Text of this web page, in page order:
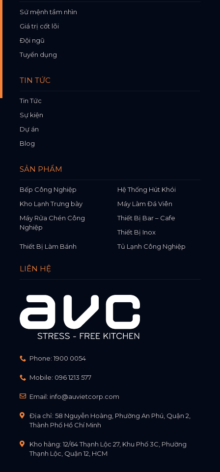
Sứ mệnh tầm nhìn
Giá trị cốt lõi
Đội ngũ
Tuyển dụng
TIN TỨC
Tin Tức
Sự kiện
Dự án
Blog
SẢN PHẨM
Bếp Công Nghiệp
Hệ Thống Hút Khói
Kho Lạnh Trưng bày
Máy Làm Đá Viên
Máy Rửa Chén Công
Nghiệp
Thiết Bị Bar – Cafe
Thiết Bị Inox
Thiết Bị Làm Bánh
Tủ Lạnh Công Nghiệp
LIÊN HỆ
Phone: 1900 0054
Mobile: 096 1213 577
Email: info@auvietcorp.com
Địa chỉ: 58 Nguyễn Hoàng, Phường An Phú, Quận 2,
Thành Phố Hồ Chí Minh
Kho hàng: 12/64 Thạnh Lộc 27, Khu Phố 3C, Phường
Thạnh Lộc, Quận 12, HCM